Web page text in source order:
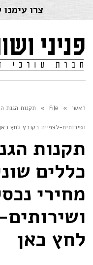
צרו
ראשי »
File
» תקנות הגנת
ושירותים-לצפייה בקובץ לחץ
תקנות
כללים
מחירי
לחץ כאן